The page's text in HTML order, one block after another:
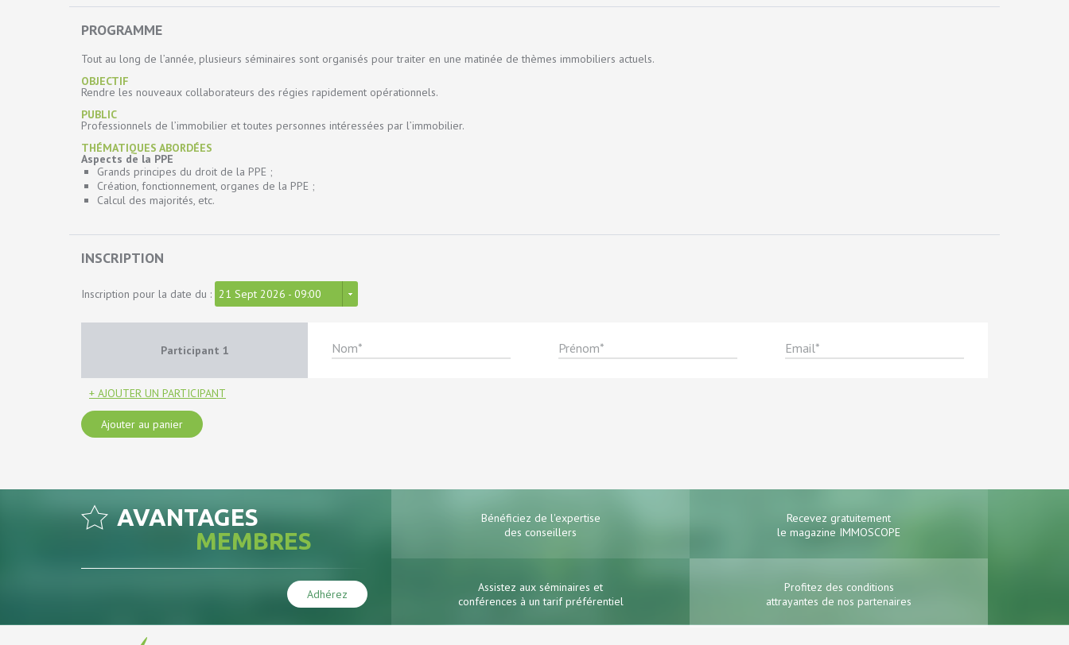
PROGRAMME
Tout au long de l’année, plusieurs séminaires sont organisés pour traiter en une matinée de thèmes immobiliers actuels.
OBJECTIF
Rendre les nouveaux collaborateurs des régies rapidement opérationnels.
PUBLIC
Professionnels de l’immobilier et toutes personnes intéressées par l’immobilier.
THÉMATIQUES ABORDÉES
Aspects de la PPE
Grands principes du droit de la PPE ;
Création, fonctionnement, organes de la PPE ;
Calcul des majorités, etc.
INSCRIPTION
Inscription pour la date du : 21 Sept 2026 - 09:00
Participant 1
+ AJOUTER UN PARTICIPANT
Ajouter au panier
AVANTAGES
MEMBRES
Adhérez
Bénéficiez de l'expertise
des conseillers
Recevez gratuitement
le magazine IMMOSCOPE
Assistez aux séminaires et
conférences à un tarif préférentiel
Profitez des conditions
attrayantes de nos partenaires